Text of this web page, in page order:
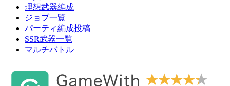
理想武器編成
ジョブ一覧
パーティ編成投稿
SSR武器一覧
マルチバトル